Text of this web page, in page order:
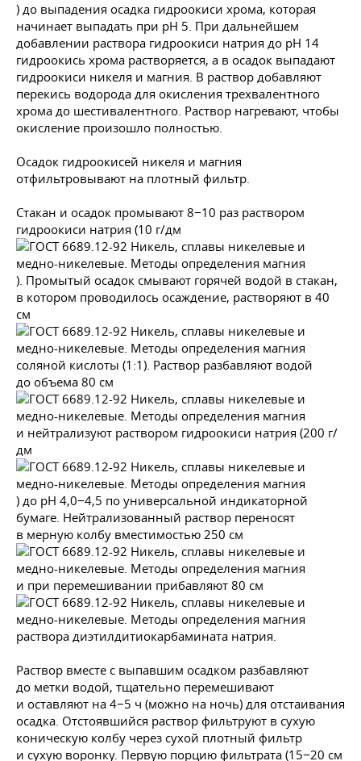
) до выпадения осадка гидроокиси хрома, которая
начинает выпадать при рН 5. При дальнейшем
добавлении раствора гидроокиси натрия до рН 14
гидроокись хрома растворяется, а в осадок выпадают
гидроокиси никеля и магния. В раствор добавляют
перекись водорода для окисления трехвалентного
хрома до шестивалентного. Раствор нагревают, чтобы
окисление произошло полностью.
Осадок гидроокисей никеля и магния
отфильтровывают на плотный фильтр.
Стакан и осадок промывают 8−10 раз раствором
гидроокиси натрия (10 г/дм
). Промытый осадок смывают горячей водой в стакан,
в котором проводилось осаждение, растворяют в 40
см
соляной кислоты (1:1). Раствор разбавляют водой
до объема 80 см
и нейтрализуют раствором гидроокиси натрия (200 г/
дм
) до рН 4,0−4,5 по универсальной индикаторной
бумаге. Нейтрализованный раствор переносят
в мерную колбу вместимостью 250 см
и при перемешивании прибавляют 80 см
раствора диэтилдитиокарбамината натрия.
Раствор вместе с выпавшим осадком разбавляют
до метки водой, тщательно перемешивают
и оставляют на 4−5 ч (можно на ночь) для отстаивания
осадка. Отстоявшийся раствор фильтруют в сухую
коническую колбу через сухой плотный фильтр
и сухую воронку. Первую порцию фильтрата (15−20 см